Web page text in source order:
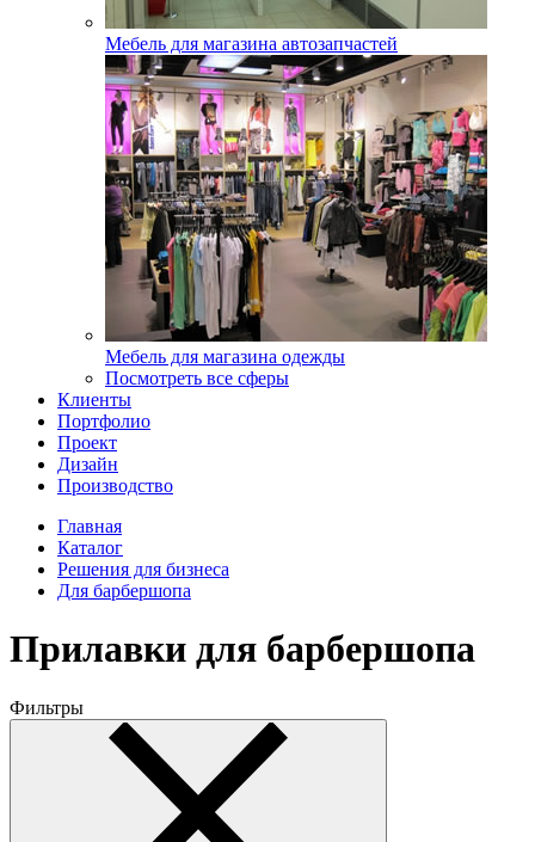
Мебель для магазина автозапчастей
Мебель для магазина одежды
Посмотреть все сферы
Клиенты
Портфолио
Проект
Дизайн
Производство
Главная
Каталог
Решения для бизнеса
Для барбершопа
Прилавки для барбершопа
Фильтры